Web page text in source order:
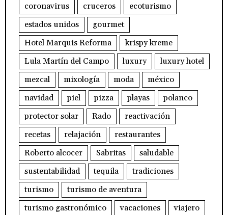
coronavirus
cruceros
ecoturismo
estados unidos
gourmet
Hotel Marquis Reforma
krispy kreme
Lula Martín del Campo
luxury
luxury hotel
mezcal
mixología moda
méxico
navidad
piel pizza playas
polanco
protector solar
Rado
reactivación
recetas
relajación
restaurantes
Roberto alcocer
Sabritas
saludable
sustentabilidad
tequila
tradiciones
turismo
turismo de aventura
turismo gastronómico
vacaciones viajero